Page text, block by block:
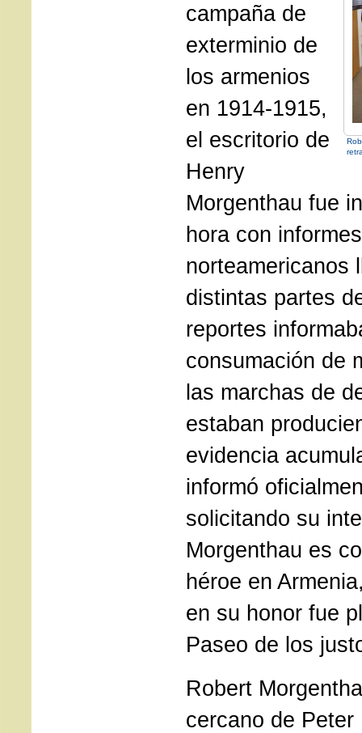
campaña de
exterminio de
los armenios
en 1914-1915,
el escritorio de
Henry
Morgenthau fue
hora con
norteamericanos
distintas partes
reportes
consumación de
las marchas de
estaban
evidencia
informó
solicitando su
Morgenthau es
héroe en
en su honor fue
Paseo de los
Robert
cercano de Peter